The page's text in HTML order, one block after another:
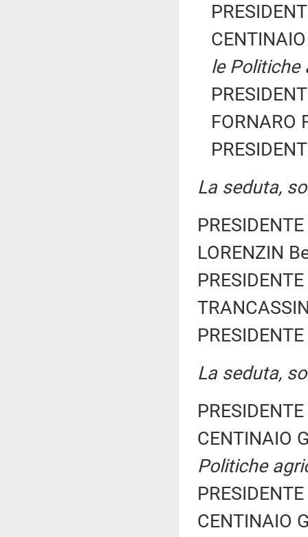
le Politiche
FORNARO
La seduta,
LORENZIN
La seduta,
CENTINAIO
Politiche
CENTINAIO